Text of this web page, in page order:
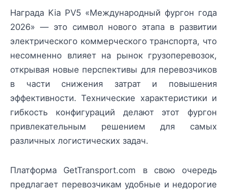
Награда Kia PV5 «Международный фургон года
2026» — это символ нового этапа в развитии
электрического коммерческого транспорта, что
несомненно влияет на рынок грузоперевозок,
открывая новые перспективы для перевозчиков
в части снижения затрат и повышения
эффективности. Технические характеристики и
гибкость конфигураций делают этот фургон
привлекательным решением для самых
различных логистических задач.
Платформа GetTransport.com в свою очередь
предлагает перевозчикам удобные и недорогие